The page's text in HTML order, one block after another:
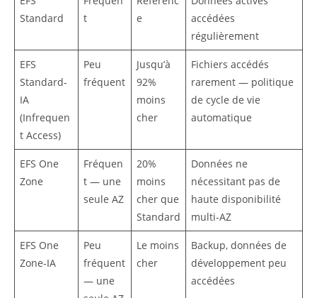
Standard
t
e
accédées
régulièrement
EFS
Standard-
IA
(Infrequen
t Access)
Peu
fréquent
Jusqu’à
92%
moins
cher
Fichiers accédés
rarement — politique
de cycle de vie
automatique
EFS One
Zone
Fréquen
t — une
seule AZ
20%
moins
cher que
Standard
Données ne
nécessitant pas de
haute disponibilité
multi-AZ
EFS One
Zone-IA
Peu
fréquent
— une
Le moins
cher
Backup, données de
développement peu
accédées